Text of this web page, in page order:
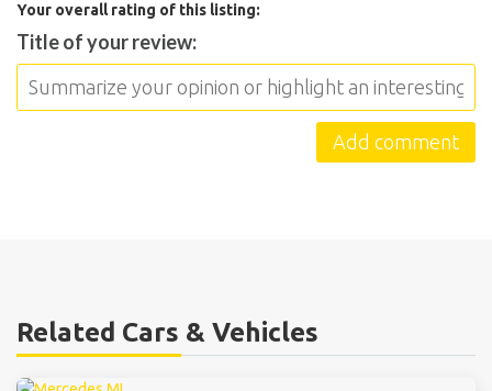
Your overall rating of this listing:
Title of your review:
Related Cars & Vehicles